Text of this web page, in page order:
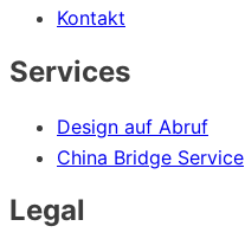
Kontakt
Services
Design auf Abruf
China Bridge Service
Legal